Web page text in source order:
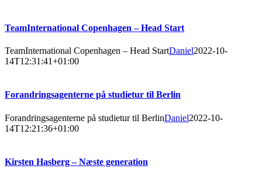
TeamInternational Copenhagen – Head Start
TeamInternational Copenhagen – Head StartDaniel2022-10-
14T12:31:41+01:00
Forandringsagenterne på studietur til Berlin
Forandringsagenterne på studietur til BerlinDaniel2022-10-
14T12:21:36+01:00
Kirsten Hasberg – Næste generation